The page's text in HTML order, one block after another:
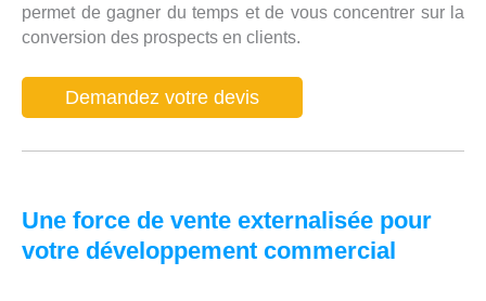
permet de gagner du temps et de vous concentrer sur la
conversion des prospects en clients.
Demandez votre devis
Une force de vente externalisée pour
votre développement commercial